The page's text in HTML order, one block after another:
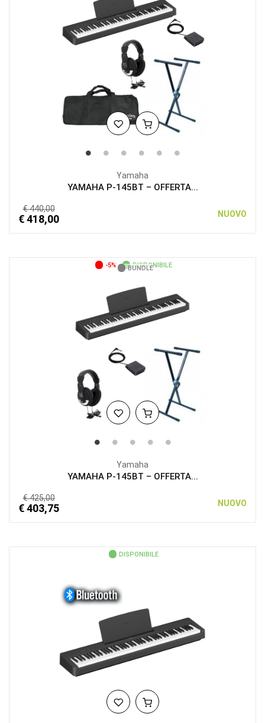
Yamaha
YAMAHA P-145BT – OFFERTA...
€ 440,00
€ 418,00 NUOVO
-5% DISPONIBILE
BUNDLE
Yamaha
YAMAHA P-145BT – OFFERTA...
€ 425,00
€ 403,75 NUOVO
DISPONIBILE